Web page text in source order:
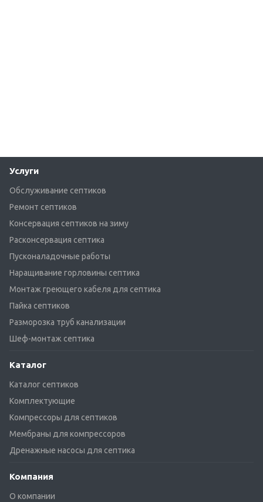
Услуги
Обслуживание септиков
Ремонт септиков
Консервация септиков на зиму
Расконсервация септика
Пусконаладочные работы
Наращивание горловины септика
Монтаж греющего кабеля для септика
Пайка септиков
Разморозка труб канализации
Шеф-монтаж септика
Каталог
Каталог септиков
Комплектующие
Компрессоры для септиков
Мембраны для компрессоров
Дренажные насосы для септика
Компания
О компании